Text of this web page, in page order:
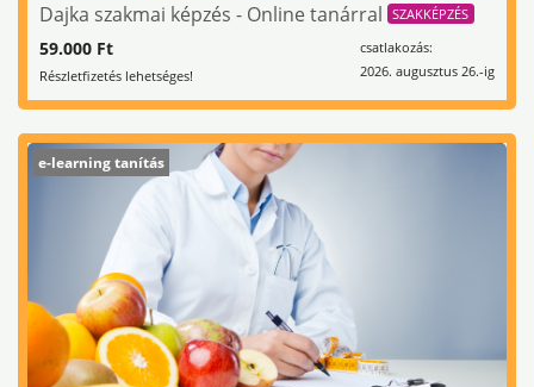
Dajka szakmai képzés - Online tanárral
SZAKKÉPZÉS
csatlakozás:
2026. augusztus 26.-ig
59.000 Ft
Részletfizetés lehetséges!
e-learning tanítás